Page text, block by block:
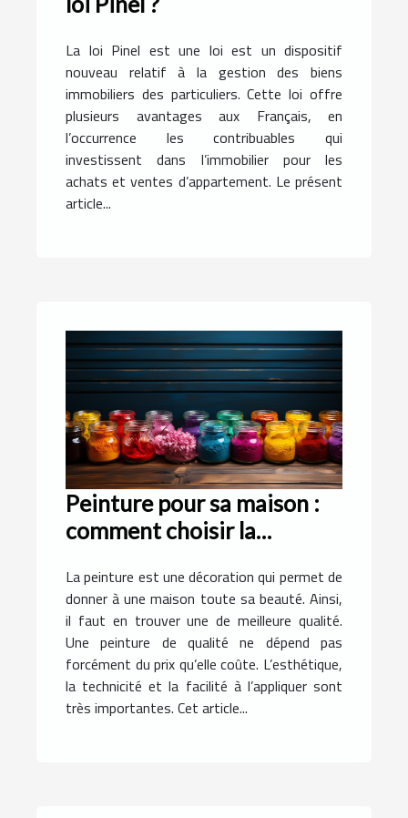
La loi Pinel est une loi est un dispositif
nouveau relatif à la gestion des biens
immobiliers des particuliers. Cette loi offre
plusieurs avantages aux Français, en
l’occurrence les contribuables qui
investissent dans l’immobilier pour les
achats et ventes d’appartement. Le présent
article...
Peinture pour sa maison :
comment choisir la
La peinture est une décoration qui permet de
donner à une maison toute sa beauté. Ainsi,
il faut en trouver une de meilleure qualité.
Une peinture de qualité ne dépend pas
forcément du prix qu’elle coûte. L’esthétique,
la technicité et la facilité à l’appliquer sont
très importantes. Cet article...